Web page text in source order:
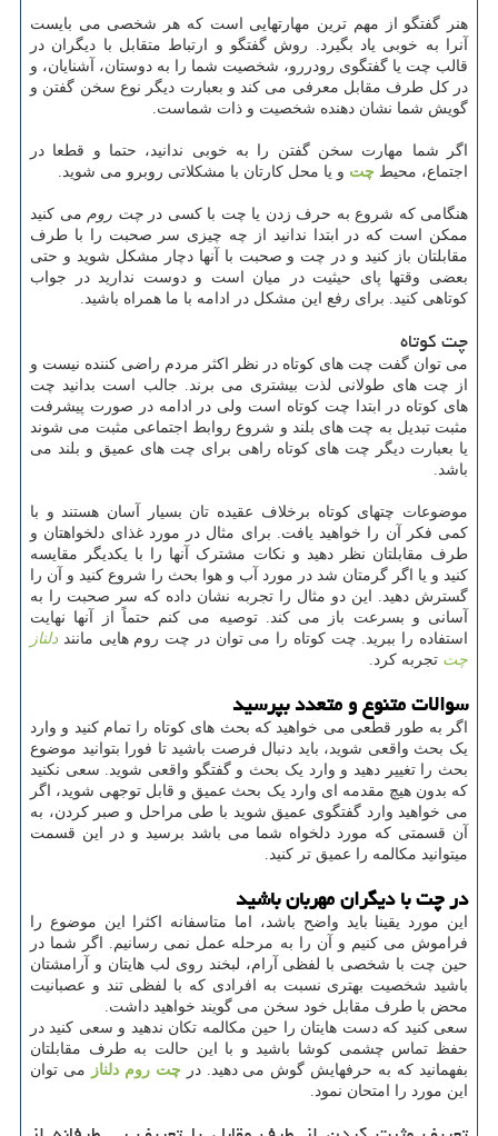
هنر گفتگو از مهم ترین مهارتهایی است که هر شخصی می بایست
آنرا به خوبی یاد بگیرد. روش گفتگو و ارتباط متقابل با دیگران در
قالب چت یا گفتگوی رودررو، شخصیت شما را به دوستان، آشنایان، و
در کل طرف مقابل معرفی می کند و بعبارت دیگر نوع سخن گفتن و
گویش شما نشان دهنده شخصیت و ذات شماست.
اگر شما مهارت سخن گفتن را به خوبی ندانید، حتما و قطعا در
اجتماع، محیط چت و یا محل کارتان با مشکلاتی روبرو می شوید.
هنگامی که شروع به حرف زدن یا چت با کسی درچت روم می کنید
ممکن است که در ابتدا ندانید از چه چیزی سر صحبت را با طرف
مقابلتان باز کنید و در چت و صحبت با آنها دچار مشکل شوید و حتی
بعضی وقتها پای حیثیت در میان است و دوست ندارید در جواب
کوتاهی کنید. برای رفع این مشکل در ادامه با ما همراه باشید.
چت کوتاه
می توان گفت چت های کوتاه در نظر اکثر مردم راضی کننده نیست و
از چت های طولانی لذت بیشتری می برند. جالب است بدانید چت
های کوتاه در ابتدا چت کوتاه است ولی در ادامه در صورت پیشرفت
مثبت تبدیل به چت های بلند و شروع روابط اجتماعی مثبت می شوند
یا بعبارت دیگر چت های کوتاه راهی برای چت های عمیق و بلند می
باشد.
موضوعات چتهای کوتاه برخلاف عقیده تان بسیار آسان هستند و با
کمی فکر آن را خواهید یافت. برای مثال در مورد غذای دلخواهتان و
طرف مقابلتان نظر دهید و نکات مشترک آنها را با یکدیگر مقایسه
کنید و یا اگر گرمتان شد در مورد آب و هوا بحث را شروع کنید و آن را
گسترش دهید. این دو مثال را تجربه نشان داده که سر صحبت را به
آسانی و بسرعت باز می کند. توصیه می کنم حتماً از آنها نهایت
استفاده را ببرید. چت کوتاه را می توان در چت روم هایی مانند دلناز
چت تجربه کرد.
سوالات متنوع و متعدد بپرسید
اگر به طور قطعی می خواهید که بحث های کوتاه را تمام کنید و وارد
یک بحث واقعی شوید، باید دنبال فرصت باشید تا فورا بتوانید موضوع
بحث را تغییر دهید و وارد یک بحث و گفتگو واقعی شوید. سعی نکنید
که بدون هیچ مقدمه ای وارد یک بحث عمیق و قابل توجهی شوید، اگر
می خواهید وارد گفتگوی عمیق شوید با طی مراحل و صبر کردن، به
آن قسمتی که مورد دلخواه شما می باشد برسید و در این قسمت
میتوانید مکالمه را عمیق تر کنید.
در چت با دیگران مهربان باشید
این مورد یقینا باید واضح باشد، اما متاسفانه اکثرا این موضوع را
فراموش می کنیم و آن را به مرحله عمل نمی رسانیم. اگر شما در
حین چت با شخصی با لفظی آرام، لبخند روی لب هایتان و آرامشتان
باشید شخصیت بهتری نسبت به افرادی که با لفظی تند و عصبانیت
محض با طرف مقابل خود سخن می گویند خواهید داشت.
سعی کنید که دست هایتان را حین مکالمه تکان ندهید و سعی کنید در
حفظ تماس چشمی کوشا باشید و با این حالت به طرف مقابلتان
بفهمانید که به حرفهایش گوش می دهید. درچت روم دلناز
می توان
این مورد را امتحان نمود.